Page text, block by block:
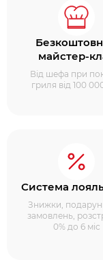
майстер-
Від шефа при
гриля від 100
Система
Знижки,
замовлень,
0% до 6 міс